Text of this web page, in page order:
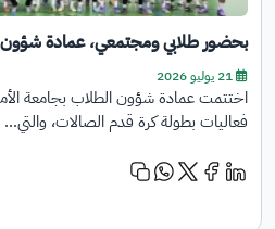
بحضور طلابي ومجتمعي، عمادة
21 يوليو 2026
اختتمت عمادة شؤون الطلاب بجامعة
فعاليات بطولة كرة قدم الصالات، والتي…